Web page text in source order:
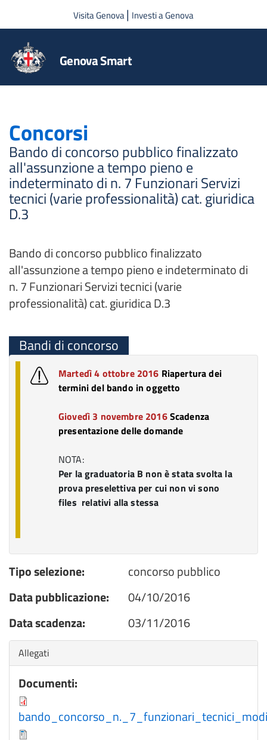
Salta al contenuto principale
Visita Genova| Investi a Genova
Genova Smart
Concorsi
Bando di concorso pubblico finalizzato
all'assunzione a tempo pieno e
indeterminato di n. 7 Funzionari Servizi
tecnici (varie professionalità) cat. giuridica
D.3
Bando di concorso pubblico finalizzato
all'assunzione a tempo pieno e indeterminato di
n. 7 Funzionari Servizi tecnici (varie
professionalità) cat. giuridica D.3
Bandi di concorso
Martedì 4 ottobre 2016 Riapertura dei
termini del bando in oggetto
Giovedì 3 novembre 2016Scadenza
presentazione delle domande
NOTA:
Per la graduatoria B non è stata svolta la
prova preselettiva per cui non vi sono
files relativi alla stessa
Tipo selezione:
concorso pubblico
Data pubblicazione:
04/10/2016
Data scadenza:
03/11/2016
Nascondi
Allegati
Documenti: